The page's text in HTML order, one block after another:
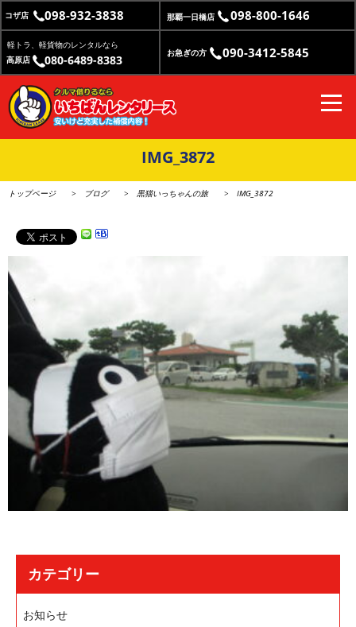
コザ店 098-932-3838 那覇一日橋店 098-800-1646
軽トラ、軽貨物のレンタルなら
高原店
080-6489-8383 お急ぎの方 090-3412-5845
IMG_3872
トップページ ブログ 黒猫いっちゃんの旅 IMG_3872
カテゴリー
お知らせ